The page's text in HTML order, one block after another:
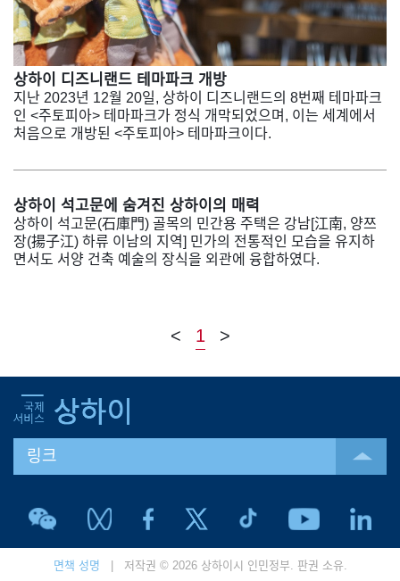
상하이 디즈니랜드 테마파크 개방
지난 2023년 12월 20일, 상하이 디즈니랜드의 8번째 테마파크
인 <주토피아> 테마파크가 정식 개막되었으며, 이는 세계에서
처음으로 개방된 <주토피아> 테마파크이다.
상하이 석고문에 숨겨진 상하이의 매력
상하이 석고문(石庫門) 골목의 민간용 주택은 강남[江南, 양쯔
장(揚子江) 하류 이남의 지역] 민가의 전통적인 모습을 유지하
면서도 서양 건축 예술의 장식을 외관에 융합하였다.
< 1 >
링크
면책 성명 | 저작권 © 2026 상하이시 인민정부. 판권 소유.